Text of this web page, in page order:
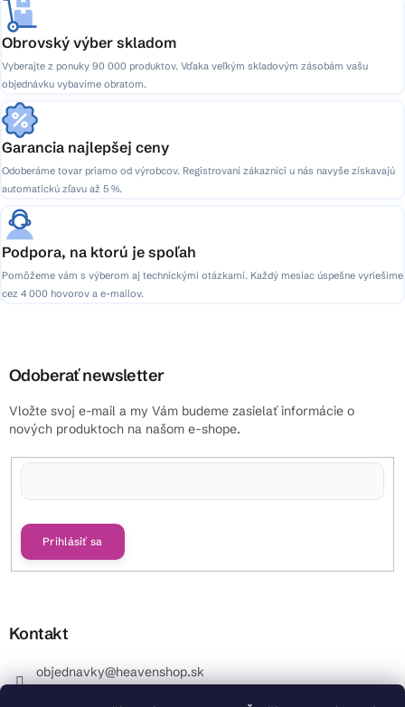
Obrovský výber skladom
Vyberajte z ponuky 90 000 produktov. Vďaka veľkým skladovým zásobám vašu
objednávku vybavíme obratom.
Garancia najlepšej ceny
Odoberáme tovar priamo od výrobcov. Registrovaní zákazníci u nás navyše získavajú
automatickú zľavu až 5 %.
Podpora, na ktorú je spoľah
Pomôžeme vám s výberom aj technickými otázkami. Každý mesiac úspešne vyriešime
cez 4 000 hovorov a e-mailov.
Odoberať newsletter
Vložte svoj e-mail a my Vám budeme zasielať informácie o
nových produktoch na našom e-shope.
Prihlásiť sa
Kontakt
objednavky@heavenshop.sk